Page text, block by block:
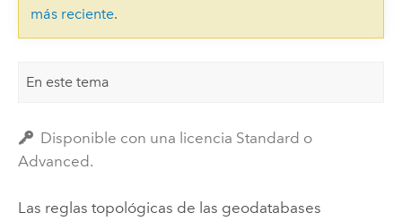
más reciente.
En este tema
Disponible con una licencia Standard o
Advanced.
Las reglas topológicas de las geodatabases